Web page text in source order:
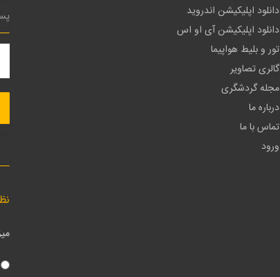
دانلود اپلیکیشن اندروید
دانلود اپلیکیشن آی او اس
تور و بلیط هواپیما
گالری تصاویر
مجله گردشگری
درباره ما
تماس با ما
ورود